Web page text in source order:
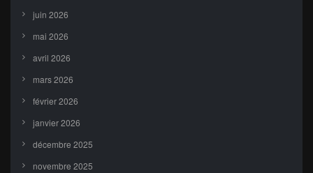
juin 2026
mai 2026
avril 2026
mars 2026
février 2026
janvier 2026
décembre 2025
novembre 2025